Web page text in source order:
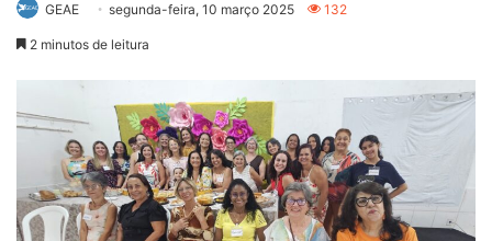
GEAE segunda-feira, 10 março 2025 132
2 minutos de leitura